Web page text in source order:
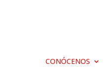
CONÓCENOS